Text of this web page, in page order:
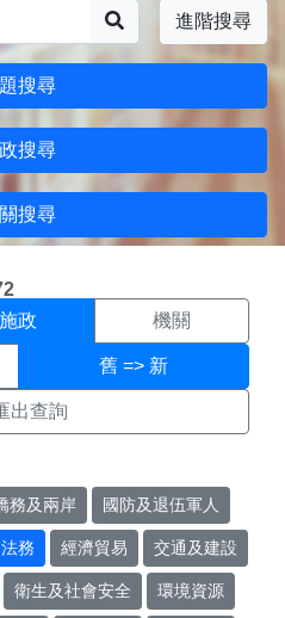
進階搜尋
搜尋
搜尋
搜尋
頁面
施政 機關
舊 => 新
出查詢
務及兩岸 國防及退伍軍人
法務 經濟貿易 交通及建設
衛生及社會安全 環境資源